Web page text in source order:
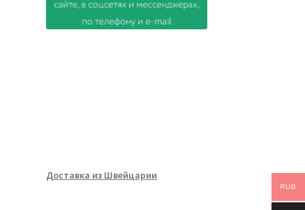
Доставка из Швейцарии
RUB